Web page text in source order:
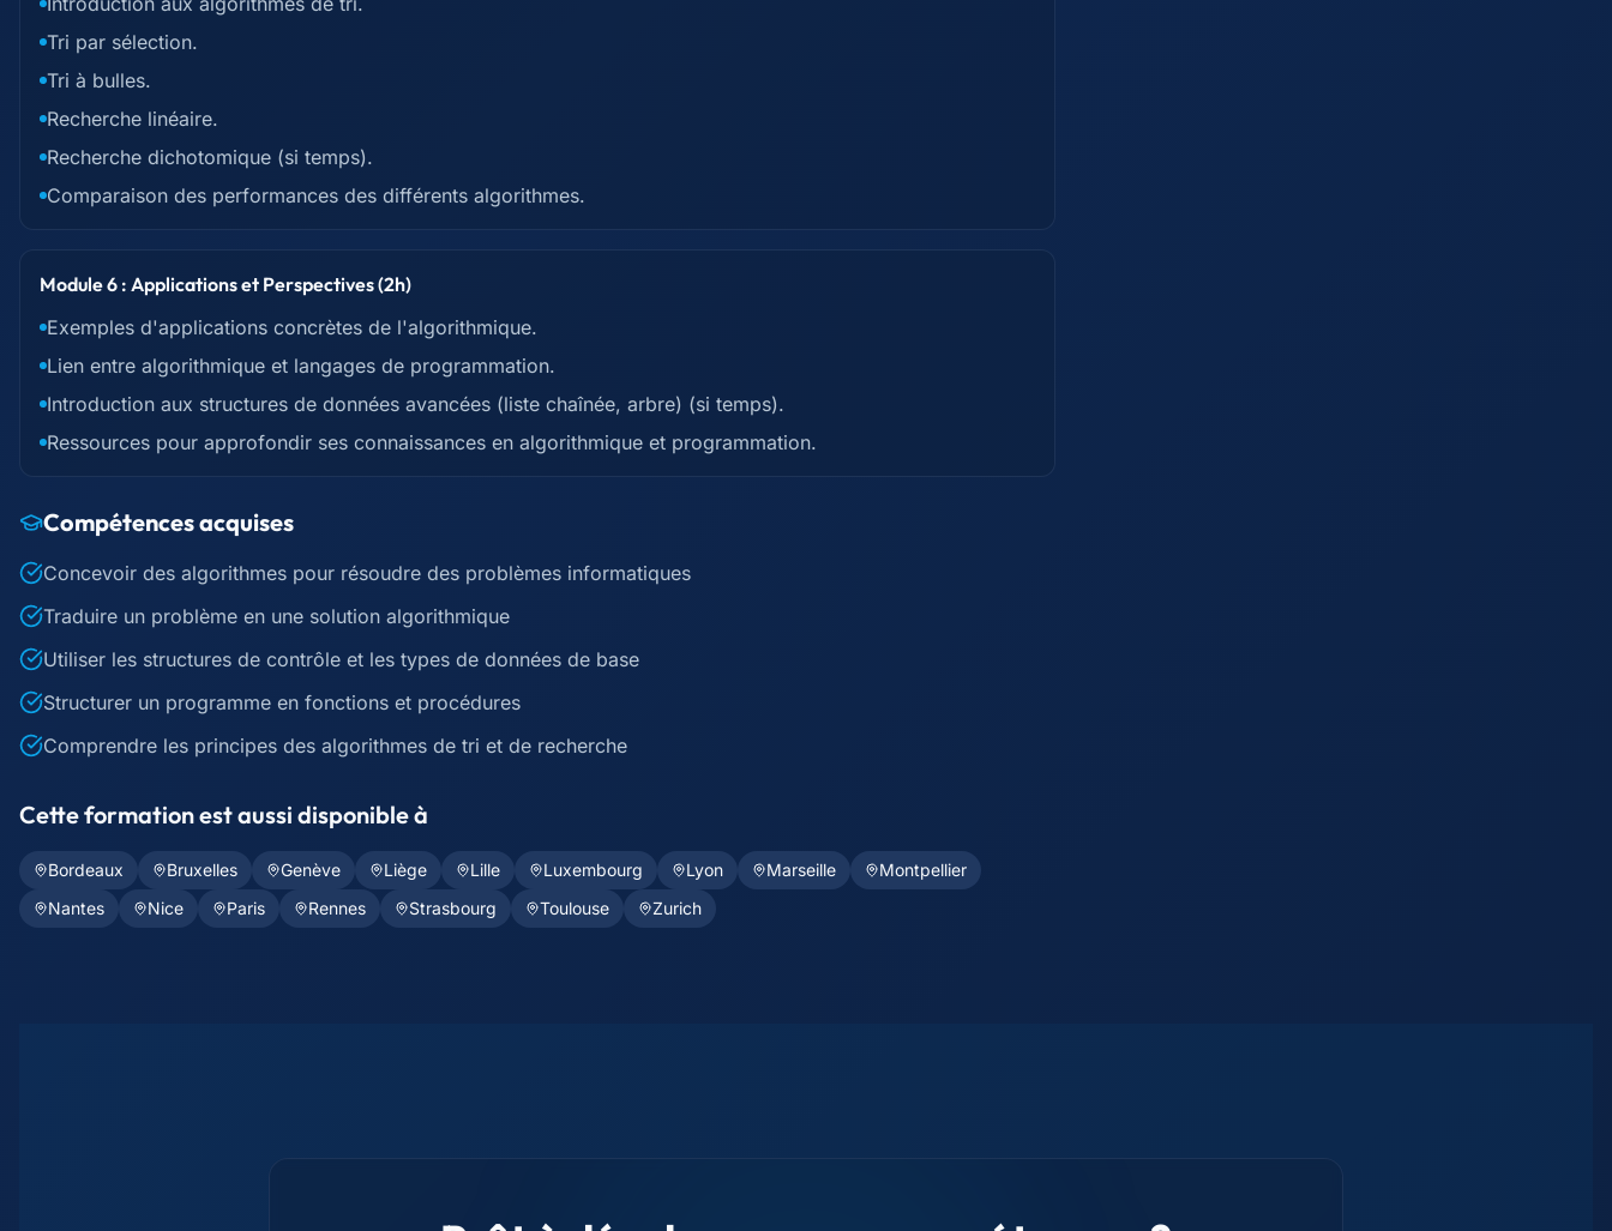
Tri par sélection.
Tri à bulles.
Recherche linéaire.
Recherche dichotomique (si temps).
Comparaison des performances des différents algorithmes.
Module 6 : Applications et Perspectives (2h)
Exemples d'applications concrètes de l'algorithmique.
Lien entre algorithmique et langages de programmation.
Introduction aux structures de données avancées (liste chaînée, arbre) (si temps).
Ressources pour approfondir ses connaissances en algorithmique et programmation.
Compétences acquises
Concevoir des algorithmes pour résoudre des problèmes informatiques
Traduire un problème en une solution algorithmique
Utiliser les structures de contrôle et les types de données de base
Structurer un programme en fonctions et procédures
Comprendre les principes des algorithmes de tri et de recherche
Cette formation est aussi disponible à
Bordeaux Bruxelles Genève Liège Lille Luxembourg Lyon Marseille
Montpellier
Nantes
Nice Paris Rennes Strasbourg Toulouse Zurich